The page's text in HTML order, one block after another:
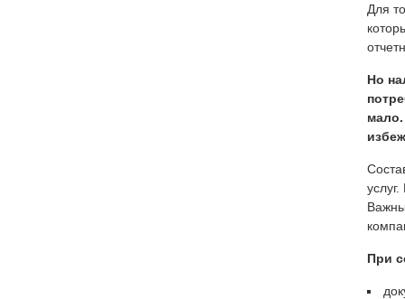
Для
Но
мало.
При